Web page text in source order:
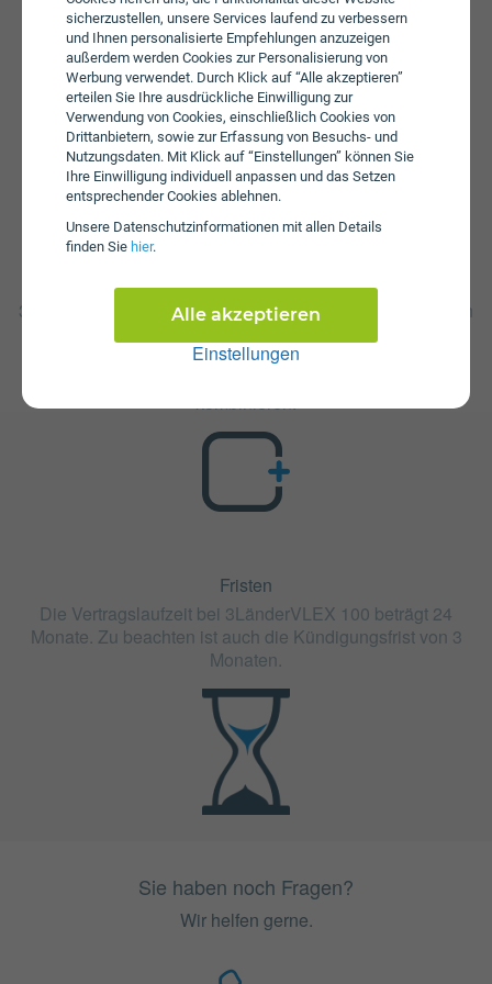
sicherzustellen, unsere Services laufend zu verbessern
und Ihnen personalisierte Empfehlungen anzuzeigen
außerdem werden Cookies zur Personalisierung von
Werbung verwendet. Durch Klick auf “Alle akzeptieren”
erteilen Sie Ihre ausdrückliche Einwilligung zur
Verwendung von Cookies, einschließlich Cookies von
Drittanbietern, sowie zur Erfassung von Besuchs- und
Nutzungsdaten. Mit Klick auf “Einstellungen” können Sie
Ihre Einwilligung individuell anpassen und das Setzen
entsprechender Cookies ablehnen.
Unsere Daten­schutz­informationen mit allen Details
finden Sie hier.
Einstellungen
Alle akzeptieren
aufgebraucht ist können Sie mit 64 Kbit/s weitersurfen.
Zusätzlich fällt beim 3LänderVLEX 100 eine
Aktivierungsgebühr in Höhe von € 60 an. Es wird keine
Servicepauschale erhoben.
Zusatzpakete
3LänderVLEX 100 ist mit verschiedenen Zusatzangeboten
erfahren Sie in unserm Handytarif-Rechner. Dort können
kombinieren.
Fristen
Die Vertragslaufzeit bei 3LänderVLEX 100 beträgt 24
Monate. Zu beachten ist auch die Kündigungsfrist von 3
Monaten.
Sie haben noch Fragen?
Wir helfen gerne.